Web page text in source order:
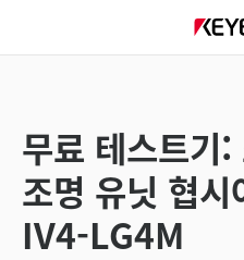
무료 테스트기
조명 유닛 협시
IV4-LG4M